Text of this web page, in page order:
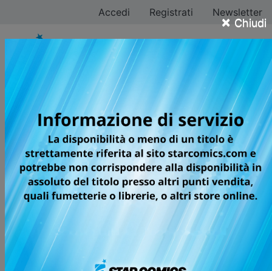
× Chiudi
Accedi Registrati Newsletter
Hikaru Muno
Tutti i fumetti